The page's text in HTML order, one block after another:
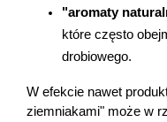
"aromaty
które często
drobiowego.
W efekcie nawet
ziemniakami" może w